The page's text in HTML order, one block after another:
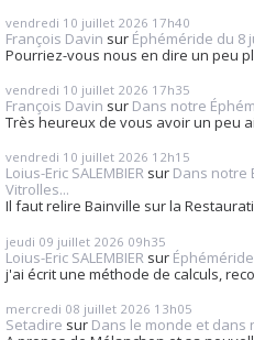
vendredi 10 juillet 2026 17h40
François Davin sur Éphéméride du 8
Pourriez-vous nous en dire un peu
vendredi 10 juillet 2026 17h35
François Davin sur Dans notre
Très heureux de vous avoir un peu
vendredi 10 juillet 2026 12h15
Loius-Eric SALEMBIER sur Dans notre
Vitrolles...
Il faut relire Bainville sur la
jeudi 09 juillet 2026 09h35
Loius-Eric SALEMBIER sur
j'ai écrit une méthode de calculs,
mercredi 08 juillet 2026 13h05
Setadire sur Dans le monde et dans